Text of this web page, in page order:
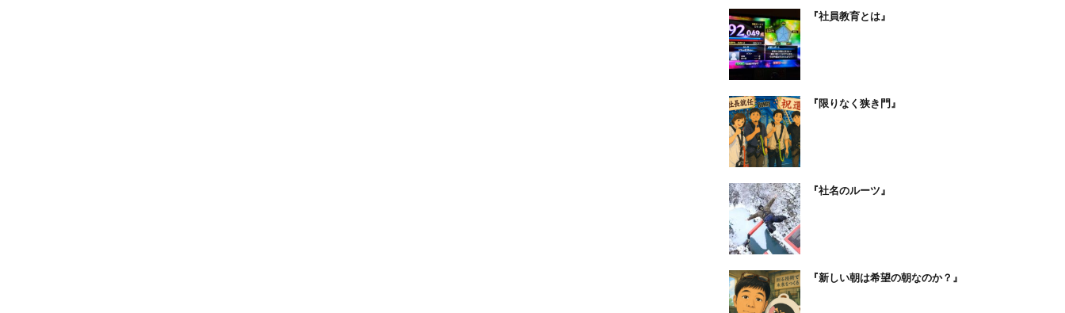
『社員教育とは』
『限りなく狭き門』
『社名のルーツ』
『新しい朝は希望の朝なのか？』